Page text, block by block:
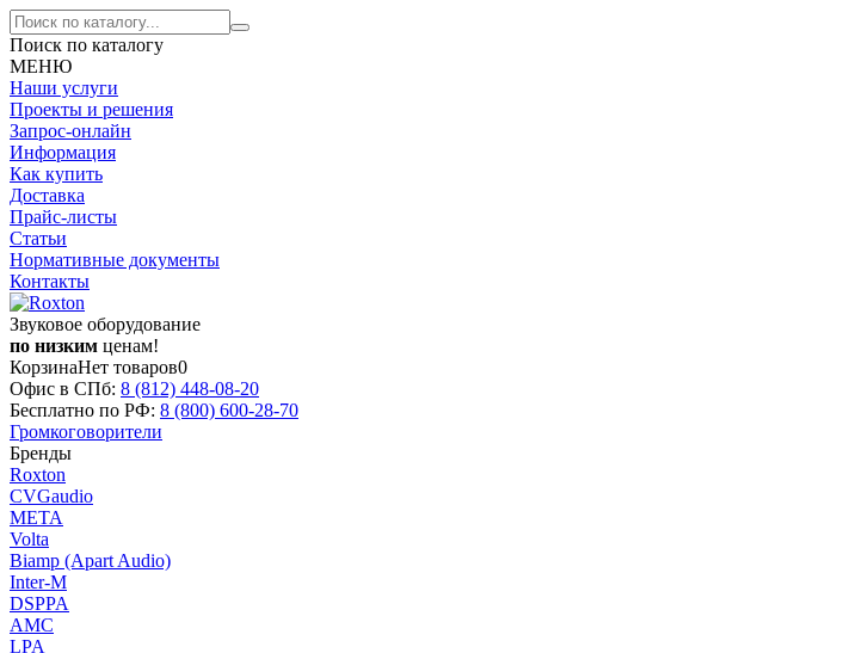
Поиск по каталогу
МЕНЮ
Наши услуги
Проекты и решения
Запрос-онлайн
Информация
Как купить
Доставка
Прайс-листы
Статьи
Нормативные документы
Контакты
Звуковое оборудование
по низким ценам!
КорзинаНет товаров0
Офис в СПб: 8 (812) 448-08-20
Бесплатно по РФ: 8 (800) 600-28-70
Громкоговорители
Бренды
Roxton
CVGaudio
МЕТА
Volta
Biamp (Apart Audio)
Inter-M
DSPPA
AMC
LPA